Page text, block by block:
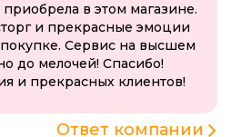
приобрела в этом магазине.
и прекрасные эмоции
Сервис на высшем
до мелочей! Спасибо!
и прекрасных клиентов!
Ответ компании